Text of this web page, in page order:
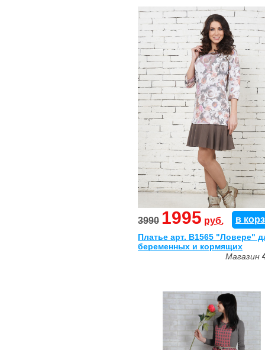
3990 1995 руб. в
Платье арт. B1565 "Ловере"
беременных и кормящих
Магазин